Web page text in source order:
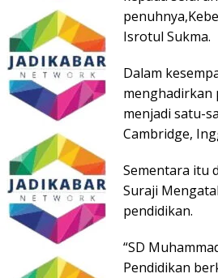
Isrotul Sukma.
Dalam
menghadirkan
menjadi satu-
Cambridge,
Sementara itu
Suraji
pendidikan.
“SD
Pendidikan